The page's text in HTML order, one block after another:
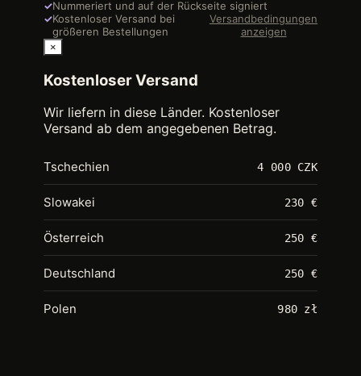
✓Nummeriert und auf der Rückseite signiert
✓Kostenloser Versand bei
größeren Bestellungen
Versandbedingungen
anzeigen
×
Kostenloser Versand
Wir liefern in diese Länder. Kostenloser
Versand ab dem angegebenen Betrag.
Tschechien 4 000 CZK
Slowakei 230 €
Österreich 250 €
Deutschland 250 €
Polen 980 zł